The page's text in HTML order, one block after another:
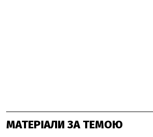
МАТЕРІАЛИ ЗА ТЕМОЮ